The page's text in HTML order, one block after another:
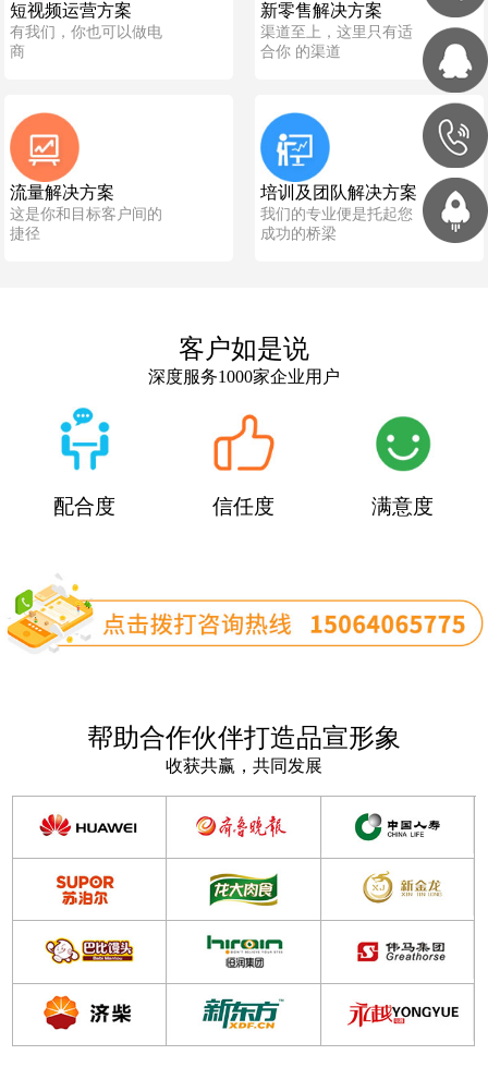
短视频运营方案
有我们，你也可以做电
商
新零售解决方案
渠道至上，这里只有适
合你 的渠道
流量解决方案
这是你和目标客户间的
捷径
培训及团队解决方案
我们的专业便是托起您
成功的桥梁
客户如是说
深度服务1000家企业用户
配合度 信任度 满意度
帮助合作伙伴打造品宣形象
收获共赢，共同发展